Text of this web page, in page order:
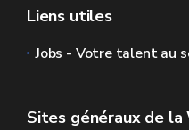
Liens utiles
Jobs - Votre talent au
Sites généraux de la